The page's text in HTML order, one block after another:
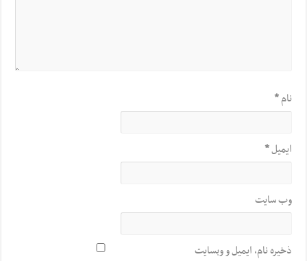
نام*
ایمیل*
وب‌ سایت
ذخیره نام، ایمیل و وبسایت